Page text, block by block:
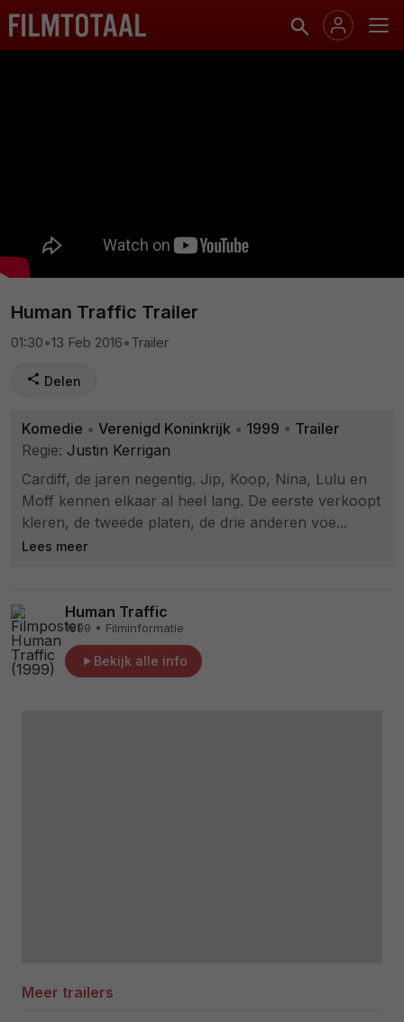
Human Traffic Trailer
01:30•13 Feb 2016•Trailer
Delen
Komedie • Verenigd Koninkrijk • 1999 • Trailer
Regie: Justin Kerrigan
Cardiff, de jaren negentig. Jip, Koop, Nina, Lulu en
Moff kennen elkaar al heel lang. De eerste verkoopt
kleren, de tweede platen, de drie anderen voe...
Lees meer
Human Traffic
1999 • Filminformatie
Bekijk alle info
Meer trailers